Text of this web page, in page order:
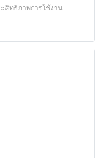
ะสิทธิภาพการใช้งาน